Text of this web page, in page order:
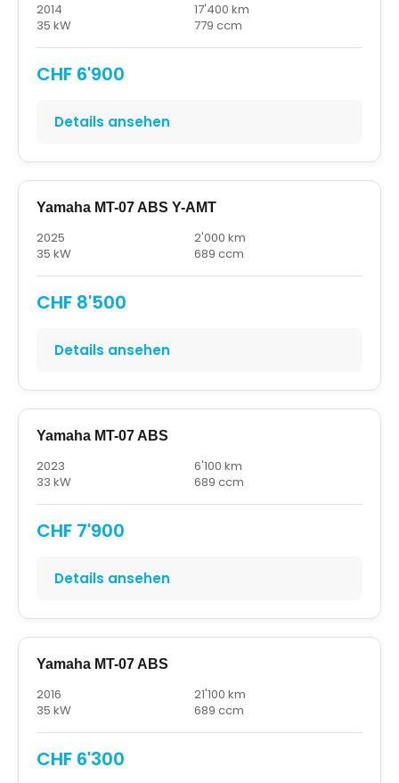
2014
17'400 km
35 kW
779 ccm
CHF 6'900
Details ansehen
Yamaha MT-07 ABS Y-AMT
2025
2'000 km
35 kW
689 ccm
CHF 8'500
Details ansehen
Yamaha MT-07 ABS
2023
6'100 km
33 kW
689 ccm
CHF 7'900
Details ansehen
Yamaha MT-07 ABS
2016
21'100 km
35 kW
689 ccm
CHF 6'300